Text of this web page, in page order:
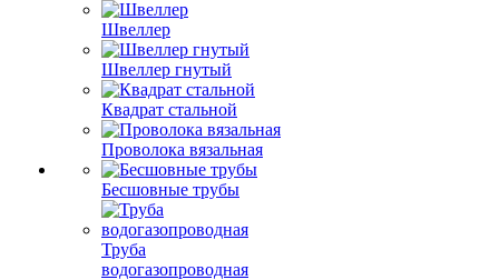
Швеллер
Швеллер гнутый
Квадрат стальной
Проволока вязальная
Бесшовные трубы
Труба
водогазопроводная